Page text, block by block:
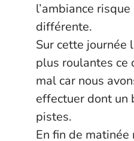
l’ambiance risque
différente.
Sur cette journée
plus roulantes ce
mal car nous
effectuer dont un
pistes.
En fin de matinée